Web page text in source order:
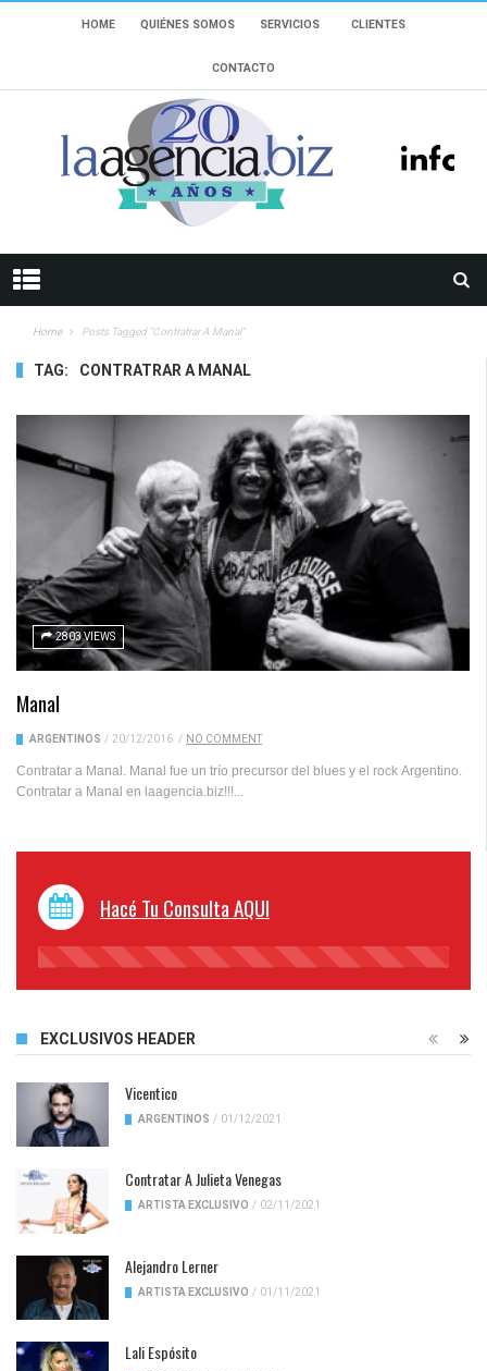
HOME QUIÉNES SOMOS SERVICIOS CLIENTES
CONTACTO
Home Posts Tagged "Contratrar A Manal"
TAG: CONTRATRAR A MANAL
2803 VIEWS
Manal
ARGENTINOS / 20/12/2016 / NO COMMENT
Contratar a Manal. Manal fue un trío precursor del blues y el rock Argentino.
Contratar a Manal en laagencia.biz!!!...
Hacé Tu Consulta AQUI
45%
EXCLUSIVOS HEADER
Vicentico
ARGENTINOS / 01/12/2021
Contratar A Julieta Venegas
ARTISTA EXCLUSIVO / 02/11/2021
Alejandro Lerner
ARTISTA EXCLUSIVO / 01/11/2021
Lali Espósito